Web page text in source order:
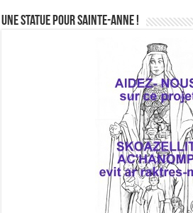
Une statue pour Sainte-Anne !